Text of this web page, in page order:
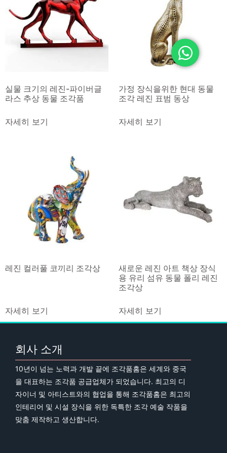
실물 크기의 레진-파이버글
라스 추상 동물 조각품
자세히 보기
가정 장식을위한 현대 동물
조각 레진 표범 동상
자세히 보기
레진 컬러풀 코끼리 조각상
자세히 보기
새로운 레진 아트 책상 장식
용 유리 섬유 동물 폴리 레진
조각상
자세히 보기
회사 소개
10년이 넘는 노력과 개발 끝에 조각품홈은 세계와 중국
을 대표하는 조각품 공급업체가 되었습니다. 최고의 디
자이너 및 아티스트와의 협업을 통해 조각품홈은 최고의
인테리어 및 시설 장식을 위한 독특한 조각 예술 작품을
맞춤 제작하고 생산합니다.